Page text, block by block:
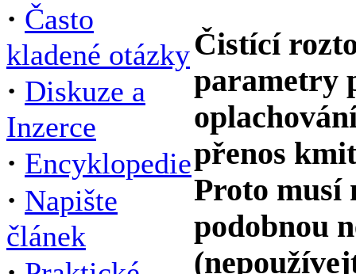
· Často
kladené otázky
· Diskuze a
Inzerce
· Encyklopedie
· Napište
článek
Čistící
parametry
přenos
Proto musí
podobnou